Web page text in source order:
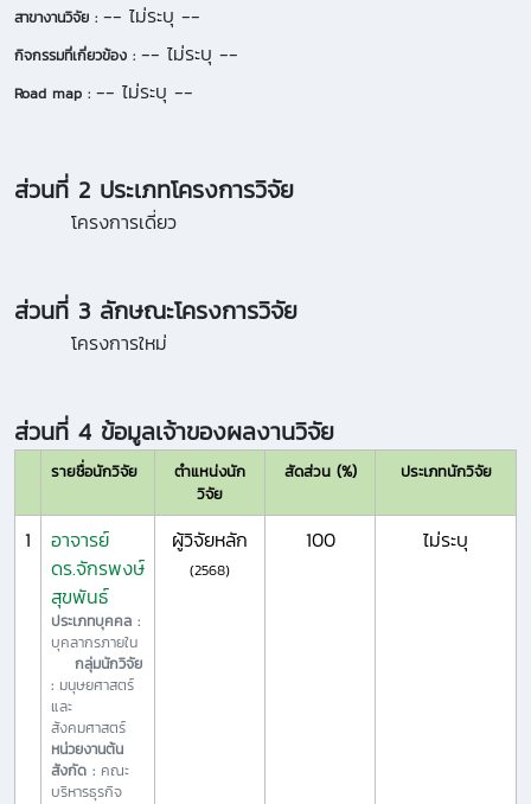
สาขางานวิจัย : -- ไม่ระบุ --
กิจกรรมที่เกี่ยวข้อง : -- ไม่ระบุ --
Road map : -- ไม่ระบุ --
ส่วนที่ 2 ประเภทโครงการวิจัย
โครงการเดี่ยว
ส่วนที่ 3 ลักษณะโครงการวิจัย
โครงการใหม่
ส่วนที่ 4 ข้อมูลเจ้าของผลงานวิจัย
รายชื่อนักวิจัย
ตำแหน่งนัก
วิจัย
สัดส่วน (%) ประเภทนักวิจัย
1
อาจารย์
ดร.จักรพงษ์
สุขพันธ์
ประเภทบุคคล :
บุคลากรภายใน
กลุ่มนักวิจัย
: มนุษยศาสตร์
และ
สังคมศาสตร์
หน่วยงานต้น
สังกัด : คณะ
บริหารธุรกิจ
ผู้วิจัยหลัก
(2568)
100 ไม่ระบุ